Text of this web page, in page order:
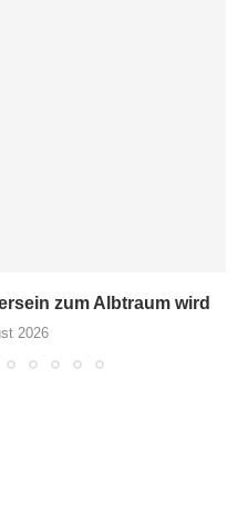
zum Albtraum wird
2026